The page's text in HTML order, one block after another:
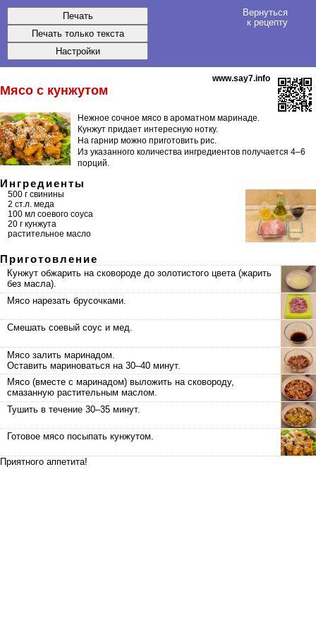
Вернуться
к рецепту
www.say7.info
Мясо с кунжутом
Нежное сочное мясо в ароматном маринаде.
Кунжут придает интересную нотку.
На гарнир можно приготовить рис.
Из указанного количества ингредиентов получается 4–6
порций.
Ингредиенты
500 г свинины
2 ст.л. меда
100 мл соевого соуса
20 г кунжута
растительное масло
Приготовление
Кунжут обжарить на сковороде до золотистого цвета (жарить
без масла).
Мясо нарезать брусочками.
Смешать соевый соус и мед.
Мясо залить маринадом.
Оставить мариноваться на 30–40 минут.
Мясо (вместе с маринадом) выложить на сковороду,
смазанную растительным маслом.
Тушить в течение 30–35 минут.
Готовое мясо посыпать кунжутом.
Приятного аппетита!